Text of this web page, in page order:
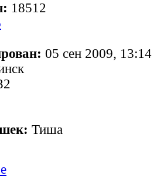
18512
05 сен 2009, 13:14
Тиша